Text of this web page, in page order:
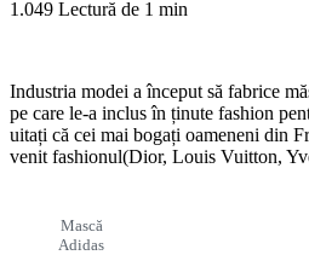
1.049 Lectură de 1 min
Industria modei a început să fabrice
pe care le-a inclus în ținute fashion
uitați că cei mai bogați oameneni din
venit fashionul(Dior, Louis Vuitton,
Mască
Adidas